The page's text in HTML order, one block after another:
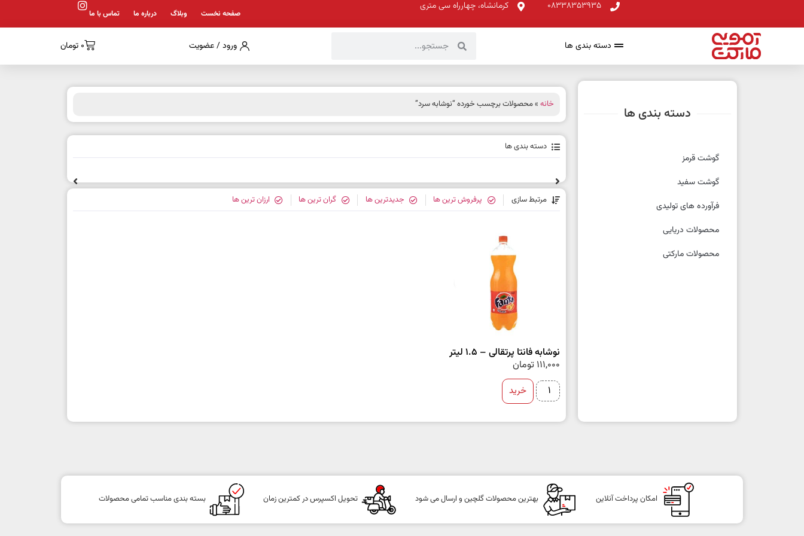
08338353935 کرمانشاه، چهارراه سی متری
صفحه نخست وبلاگ درباره ما تماس با ما
دسته بندی ها ورود / عضویت 0 تومان
دسته بندی ها
گوشت قرمز
گوشت سفید
فرآورده های تولیدی
محصولات دریایی
محصولات مارکتی
خانه» محصولات برچسب خورده “نوشابه سرد”
دسته بندی ها
مرتبط سازی پرفروش ترین ها جدیدترین ها گران ترین ها ارزان ترین ها
نوشابه فانتا پرتقالی – 1.5 لیتر
111,000 تومان
خرید
امکان پرداخت آنلاین بهترین محصولات گلچین و ارسال می شود تحویل اکسپرس در کمترین زمان بسته بندی مناسب تمامی محصولات